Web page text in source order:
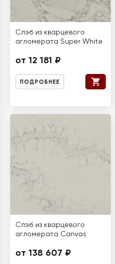
Слэб из кварцевого
агломерата Super White
от 12 181 ₽
ПОДРОБНЕЕ
Слэб из кварцевого
агломерата Canvas
от 138 607 ₽